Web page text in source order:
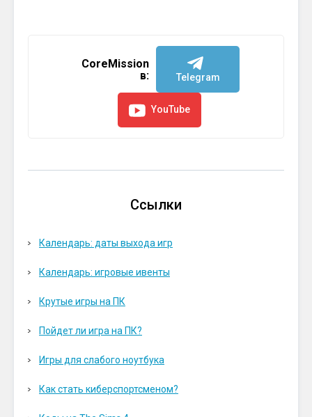
CoreMission
в:
Telegram
YouTube
Ссылки
Календарь: даты выхода игр
Календарь: игровые ивенты
Крутые игры на ПК
Пойдет ли игра на ПК?
Игры для слабого ноутбука
Как стать киберспортсменом?